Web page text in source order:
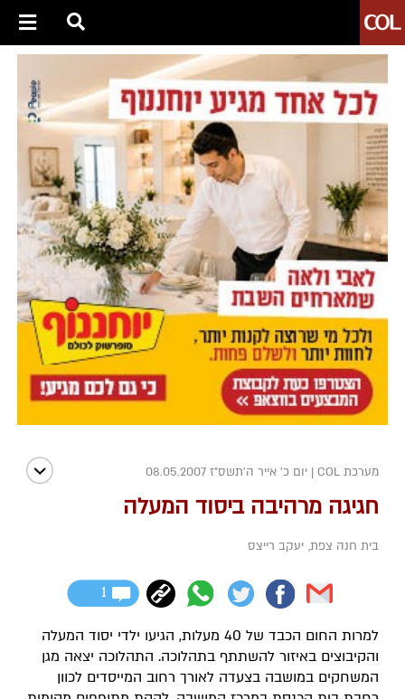
מערכת COL | יום כ' אייר ה׳תשס״ז 08.05.2007
חגיגה מרהיבה ביסוד המעלה
בית חנה צפת, יעקב רייצס
1
למרות החום הכבד של 40 מעלות, הגיעו ילדי יסוד המעלה
והקיבוצים באיזור להשתתף בתהלוכה. התהלוכה יצאה מגן
המשחקים במושבה בצעדה לאורך רחוב המייסדים לכוון